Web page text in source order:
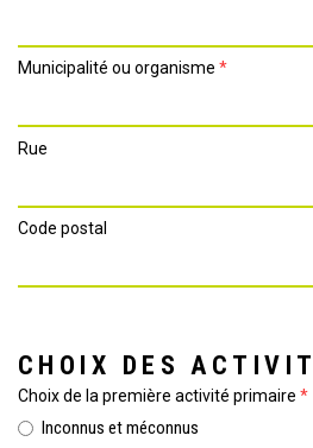
Municipalité ou organisme *
Rue
Code postal
CHOIX DES
Choix de la première activité primaire *
Inconnus et méconnus